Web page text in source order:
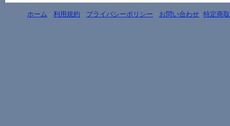
ホーム - 利用規約 - プライバシーポリシー - お問い合わせ- 特定商